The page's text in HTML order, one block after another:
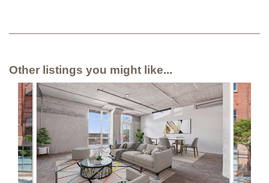
Other listings you might like...